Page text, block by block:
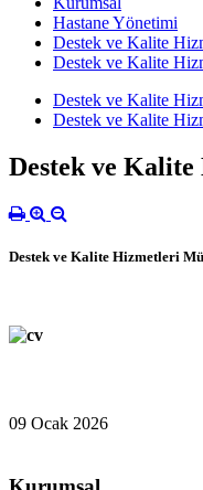
Hastane Yönetimi
Destek ve Kalite
Destek ve Kalite
Destek ve Kalite
Destek ve Kalite
Destek ve
Destek ve Kalite Hizmetleri
09 Ocak 2026